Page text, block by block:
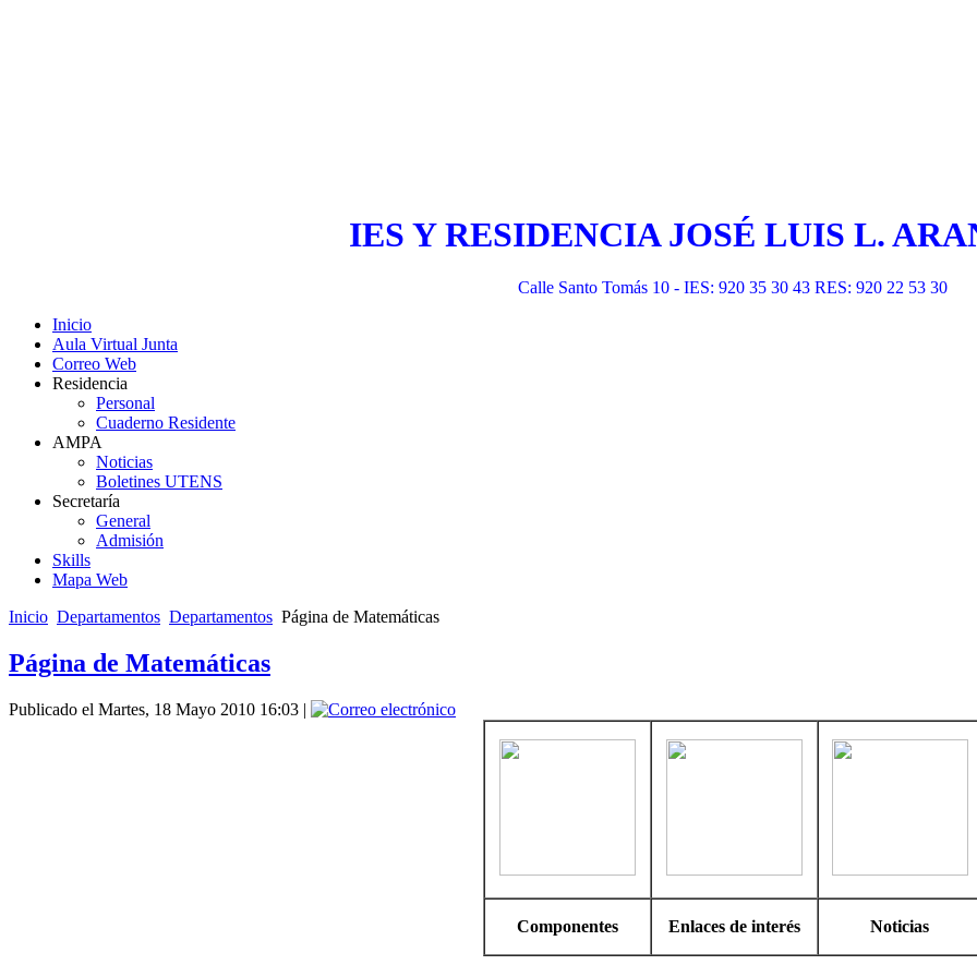
IES Y RESIDENCIA JOSÉ LUIS L.
Calle Santo Tomás 10 - IES: 920 35 30 43 RES: 920 22 53 30
Inicio
Aula Virtual Junta
Correo Web
Residencia
Personal
Cuaderno Residente
AMPA
Noticias
Boletines UTENS
Secretaría
General
Admisión
Skills
Mapa Web
Inicio Departamentos Departamentos Página de Matemáticas
Página de Matemáticas
Publicado el Martes, 18 Mayo 2010 16:03 |
Componentes Enlaces de interés Noticias